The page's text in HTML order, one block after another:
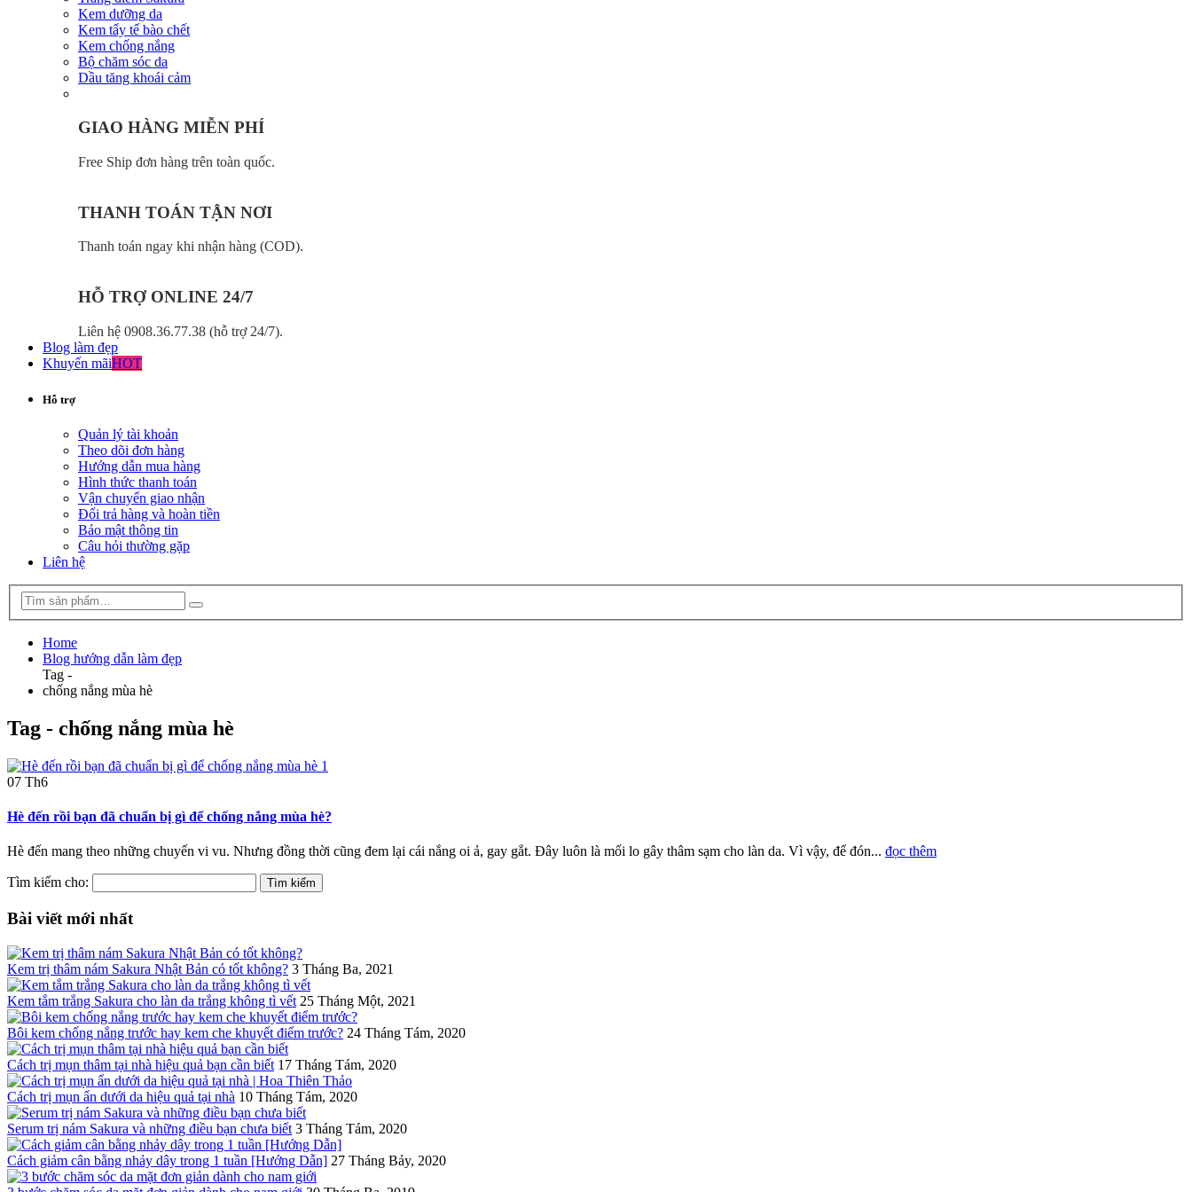
Kem dưỡng da
Kem tẩy tế bào chết
Kem chống nắng
Bộ chăm sóc da
Dầu tăng khoái cảm
GIAO HÀNG MIỄN PHÍ
Free Ship đơn hàng trên toàn quốc.
THANH TOÁN TẬN NƠI
Thanh toán ngay khi nhận hàng (COD).
HỖ TRỢ ONLINE 24/7
Liên hệ 0908.36.77.38 (hỗ trợ 24/7).
Blog làm đẹp
Khuyến mãiHOT
Hỗ trợ
Quản lý tài khoản
Theo dõi đơn hàng
Hướng dẫn mua hàng
Hình thức thanh toán
Vận chuyển giao nhận
Đổi trả hàng và hoàn tiền
Bảo mật thông tin
Câu hỏi thường gặp
Liên hệ
Home
Blog hướng dẫn làm đẹp
Tag -
chống nắng mùa hè
Tag - chống nắng mùa hè
07 Th6
Hè đến rồi bạn đã chuẩn bị gì để chống nắng mùa hè?
Hè đến mang theo những chuyến vi vu. Nhưng đồng thời cũng đem lại cái nắng oi ả, gay gắt. Đây luôn là mối lo gây thâm sạm cho làn da. Vì vậy, để đón... đọc thêm
Tìm kiếm cho:
Bài viết mới nhất
Kem trị thâm nám Sakura Nhật Bản có tốt không? 3 Tháng Ba, 2021
Kem tắm trắng Sakura cho làn da trắng không tì vết 25 Tháng Một, 2021
Bôi kem chống nắng trước hay kem che khuyết điểm trước? 24 Tháng Tám, 2020
Cách trị mụn thâm tại nhà hiệu quả bạn cần biết 17 Tháng Tám, 2020
Cách trị mụn ẩn dưới da hiệu quả tại nhà 10 Tháng Tám, 2020
Serum trị nám Sakura và những điều bạn chưa biết 3 Tháng Tám, 2020
Cách giảm cân bằng nhảy dây trong 1 tuần [Hướng Dẫn] 27 Tháng Bảy, 2020